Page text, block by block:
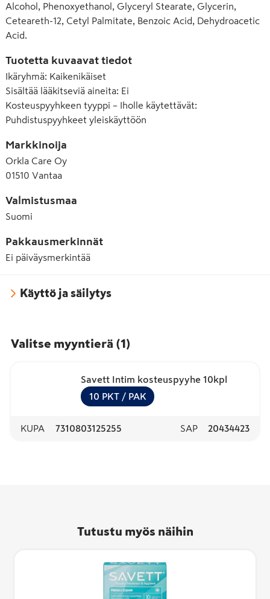
Alcohol, Phenoxyethanol, Glyceryl Stearate, Glycerin,
Ceteareth-12, Cetyl Palmitate, Benzoic Acid, Dehydroacetic
Acid.
Tuotetta kuvaavat tiedot
Ikäryhmä: Kaikenikäiset
Sisältää lääkitseviä aineita: Ei
Kosteuspyyhkeen tyyppi – Iholle käytettävät:
Puhdistuspyyhkeet yleiskäyttöön
Markkinoija
Orkla Care Oy
01510 Vantaa
Valmistusmaa
Suomi
Pakkausmerkinnät
Ei päiväysmerkintää
Käyttö ja säilytys
Valitse myyntierä (1)
Savett Intim kosteuspyyhe 10kpl
10 PKT / PAK
KUPA 7310803125255 SAP 20434423
Tutustu myös näihin